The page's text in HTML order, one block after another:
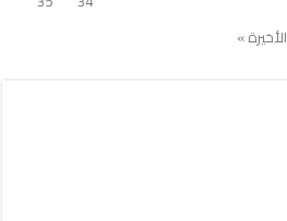
الأخيرة »